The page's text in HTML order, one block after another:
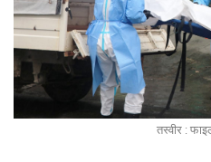
तस्वीर :